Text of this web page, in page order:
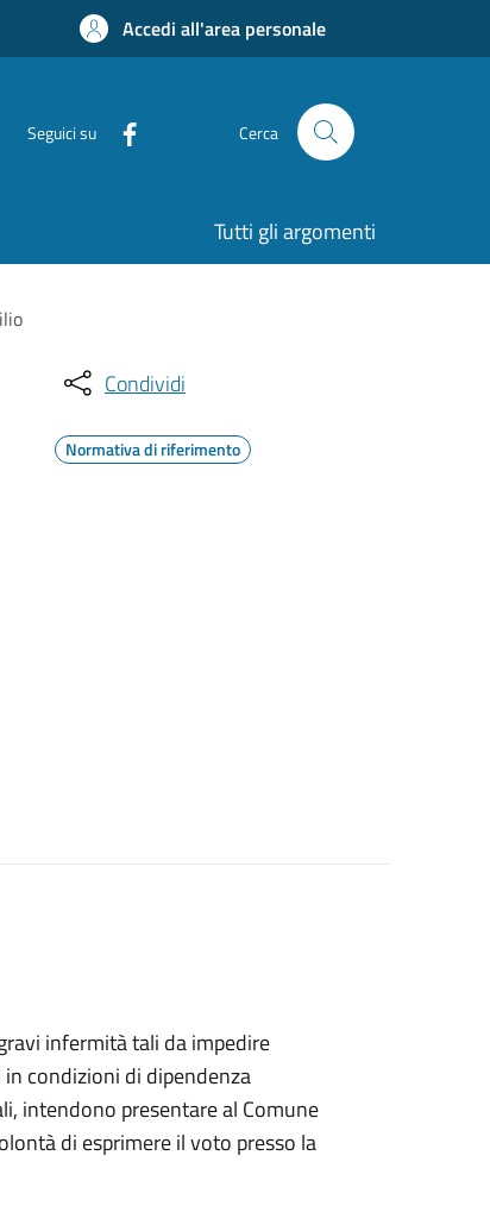
Accedi all'area personale
Seguici su Cerca
Tutti gli argomenti
Condividi
Normativa di riferimento
infermità tali da impedire
condizioni di dipendenza
intendono presentare al Comune
di esprimere il voto presso la